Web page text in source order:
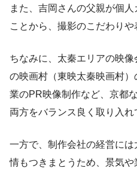
また、吉岡さんの父親が個
ことから、撮影のこだわりや
ちなみに、太秦エリアの映
の映画村（東映太秦映画村
業のPR映像制作など、京都
両方をバランス良く取り入れ
一方で、制作会社の経営に
情もつきまとうため、景気